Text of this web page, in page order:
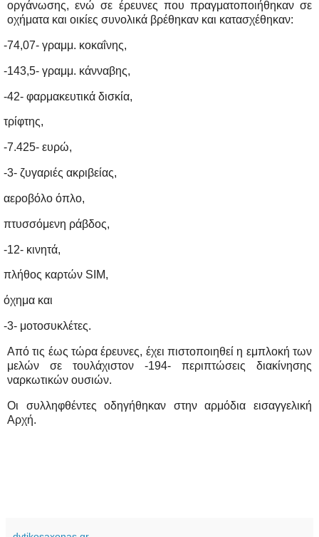
οργάνωσης, ενώ σε έρευνες που πραγματοποιήθηκαν σε
οχήματα και οικίες συνολικά βρέθηκαν και κατασχέθηκαν:
-74,07- γραμμ. κοκαΐνης,
-143,5- γραμμ. κάνναβης,
-42- φαρμακευτικά δισκία,
τρίφτης,
-7.425- ευρώ,
-3- ζυγαριές ακριβείας,
αεροβόλο όπλο,
πτυσσόμενη ράβδος,
-12- κινητά,
πλήθος καρτών SIM,
όχημα και
-3- μοτοσυκλέτες.
Από τις έως τώρα έρευνες, έχει πιστοποιηθεί η εμπλοκή των
μελών σε τουλάχιστον -194- περιπτώσεις διακίνησης
ναρκωτικών ουσιών.
Οι συλληφθέντες οδηγήθηκαν στην αρμόδια εισαγγελική
Αρχή.